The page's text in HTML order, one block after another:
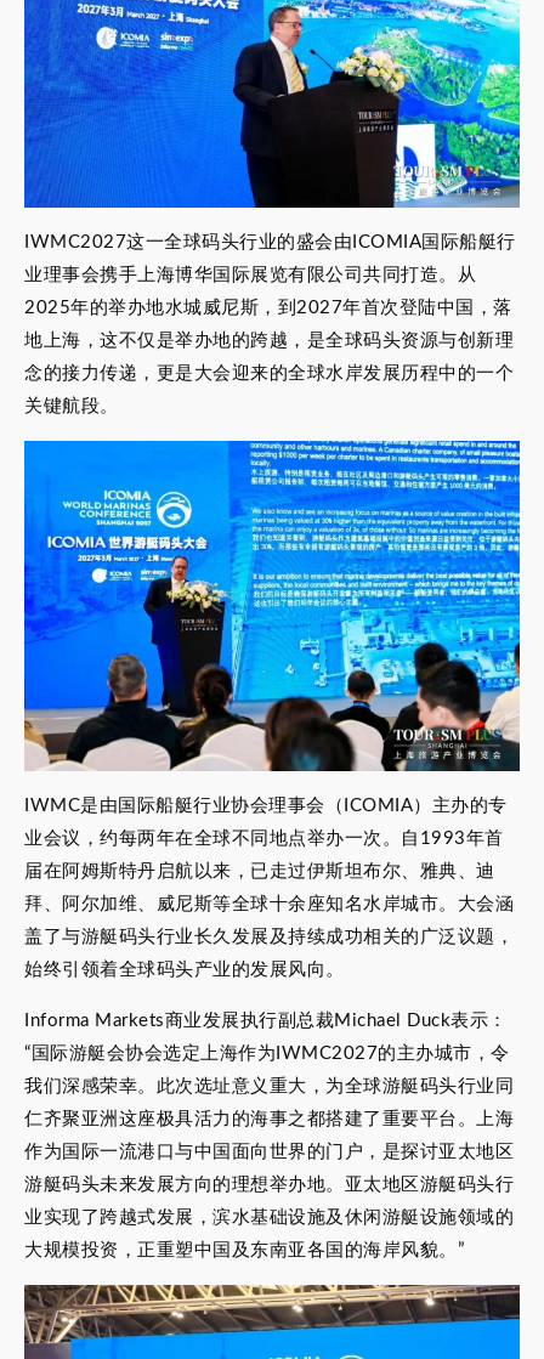
IWMC2027这一全球码头行业的盛会由ICOMIA国际船艇行
业理事会携手上海博华国际展览有限公司共同打造。从
2025年的举办地水城威尼斯，到2027年首次登陆中国，落
地上海，这不仅是举办地的跨越，是全球码头资源与创新理
念的接力传递，更是大会迎来的全球水岸发展历程中的一个
关键航段。
IWMC是由国际船艇行业协会理事会（ICOMIA）主办的专
业会议，约每两年在全球不同地点举办一次。自1993年首
届在阿姆斯特丹启航以来，已走过伊斯坦布尔、雅典、迪
拜、阿尔加维、威尼斯等全球十余座知名水岸城市。大会涵
盖了与游艇码头行业长久发展及持续成功相关的广泛议题，
始终引领着全球码头产业的发展风向。
Informa Markets商业发展执行副总裁Michael Duck表示：
“国际游艇会协会选定上海作为IWMC2027的主办城市，令
我们深感荣幸。此次选址意义重大，为全球游艇码头行业同
仁齐聚亚洲这座极具活力的海事之都搭建了重要平台。上海
作为国际一流港口与中国面向世界的门户，是探讨亚太地区
游艇码头未来发展方向的理想举办地。亚太地区游艇码头行
业实现了跨越式发展，滨水基础设施及休闲游艇设施领域的
大规模投资，正重塑中国及东南亚各国的海岸风貌。”